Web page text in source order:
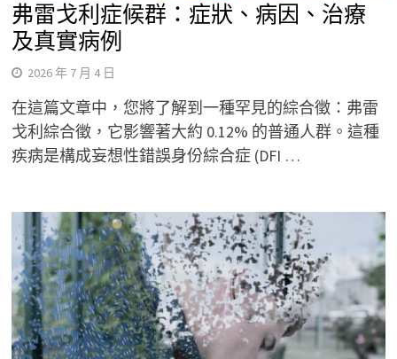
弗雷戈利症候群：症狀、病因、治療
及真實病例
2026 年 7 月 4 日
在這篇文章中，您將了解到一種罕見的綜合徵：弗雷
戈利綜合徵，它影響著大約 0.12% 的普通人群。這種
疾病是構成妄想性錯誤身份綜合症 (DFI …